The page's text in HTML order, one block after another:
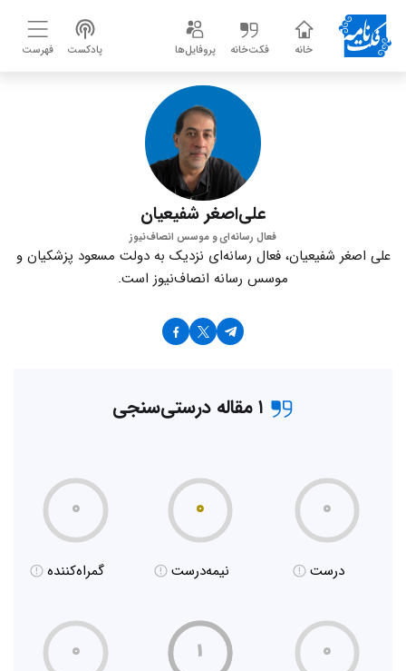
خانه فکت‌خانه پروفایل‌ها پادکست فهرست
علی‌اصغر شفیعیان
فعال رسانه‌ای و موسس انصاف‌نیوز
علی اصغر شفیعیان، فعال رسانه‌ای نزدیک به دولت مسعود پزشکیان و
موسس رسانه انصاف‌نیوز است.
۱ مقاله درستی‌سنجی
۰
درست
۰
نیمه‌درست
۰
گمراه‌کننده
۰ ۱ ۰